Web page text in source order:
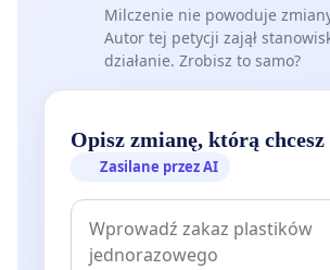
Milczenie nie powoduje
Autor tej petycji zajął
działanie. Zrobisz to samo?
Opisz zmianę, którą chcesz
Zasilane przez AI